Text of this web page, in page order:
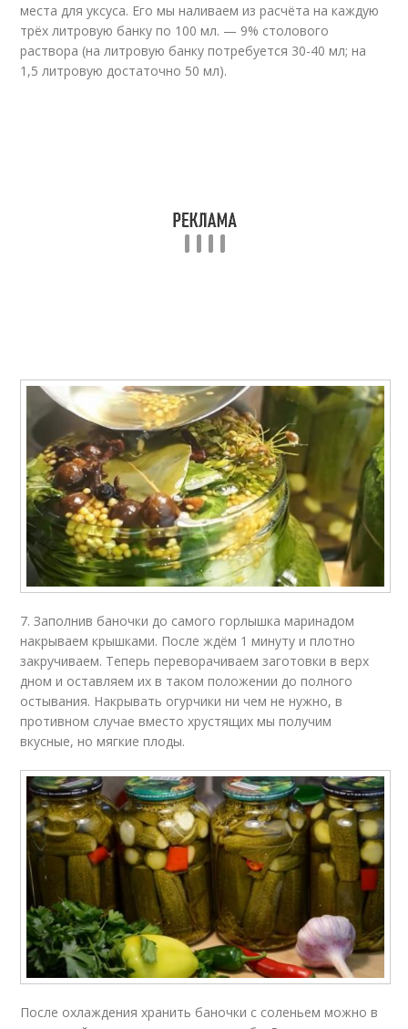
места для уксуса. Его мы наливаем из расчёта на каждую
трёх литровую банку по 100 мл. — 9% столового
раствора (на литровую банку потребуется 30-40 мл; на
1,5 литровую достаточно 50 мл).
7. Заполнив баночки до самого горлышка маринадом
накрываем крышками. После ждём 1 минуту и плотно
закручиваем. Теперь переворачиваем заготовки в верх
дном и оставляем их в таком положении до полного
остывания. Накрывать огурчики ни чем не нужно, в
противном случае вместо хрустящих мы получим
вкусные, но мягкие плоды.
После охлаждения хранить баночки с соленьем можно в